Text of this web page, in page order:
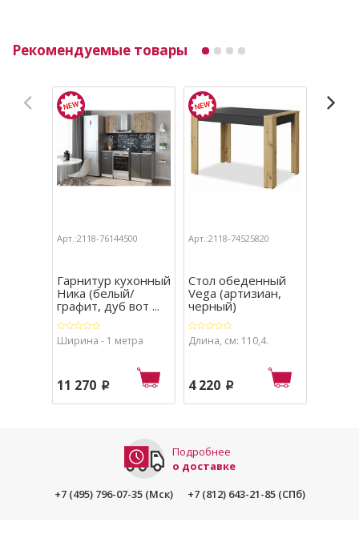
Рекомендуемые товары
Арт.:2118-76144500
Гарнитур кухонный
Ника (белый/
графит, дуб вот ...
Ширина - 1 метра
11 270 p
Арт.:2118-74525820
Стол обеденный
Vega (артизиан,
черный)
Длина, см: 110,4.
4 220 p
Подробнее
о доставке
+7 (495) 796-07-35 (Мск)
+7 (812) 643-21-85 (СПб)